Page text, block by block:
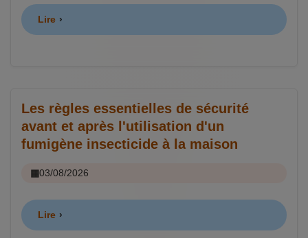
Lire
Les règles essentielles de sécurité
avant et après l'utilisation d'un
fumigène insecticide à la maison
03/08/2026
Lire